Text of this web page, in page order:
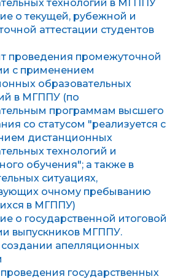
технологий в МГППУ
о текущей, рубежной и
аттестации студентов
проведения промежуточной
с применением
образовательных
в МГППУ (по
программам высшего
со статусом "реализуется с
дистанционных
технологий и
обучения"; а также в
ситуациях,
очному пребыванию
в МГППУ)
о государственной итоговой
выпускников МГППУ.
апелляционных
государственных